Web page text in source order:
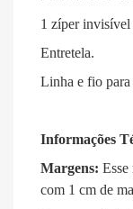
1 zíper invisível
Entretela.
Linha e fio
Informações
Margens:
com 1 cm de